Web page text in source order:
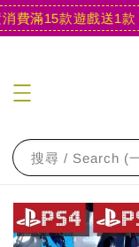
滿15款遊戲送1款！
搜尋 / Search (